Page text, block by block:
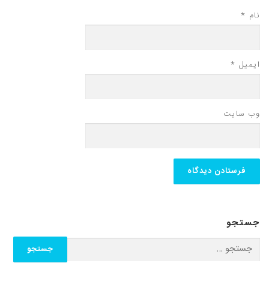
نام *
ایمیل *
وب‌ سایت
جستجو